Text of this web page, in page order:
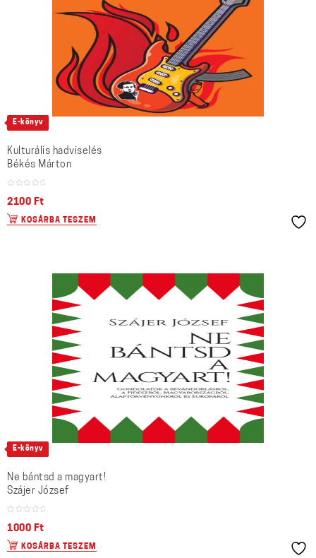
E-könyv
Kulturális hadviselés
Békés Márton
2100 Ft
KOSÁRBA TESZEM
E-könyv
Ne bántsd a magyart!
Szájer József
1000 Ft
KOSÁRBA TESZEM